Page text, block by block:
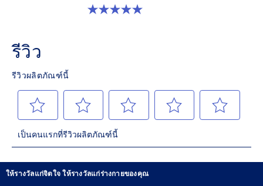
5.0 จาก 5 ดาว 4 รีวิว
ให้รางวัลแก่จิตใจ ให้รางวัลแก่ร่างกายของคุณ